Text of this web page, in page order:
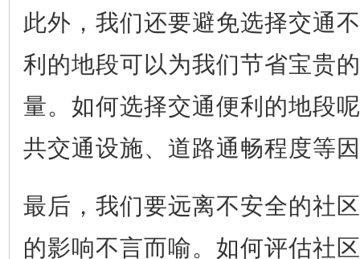
此外，我们还要避免选择交通
利的地段可以为我们节省宝贵
量。如何选择交通便利的地段
共交通设施、道路通畅程度等
最后，我们要远离不安全的社
的影响不言而喻。如何评估社